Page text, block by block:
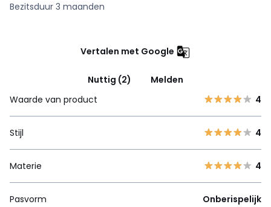
Bezitsduur 3 maanden
Vertalen met Google
Nuttig (2)
Melden
Waarde van product
4
Stijl 4
Materie 4
Pasvorm Onberispelijk